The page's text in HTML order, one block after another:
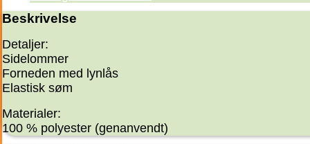
Beskrivelse
Detaljer:
Sidelommer
Forneden med lynlås
Elastisk søm
Materialer:
100 % polyester (genanvendt)